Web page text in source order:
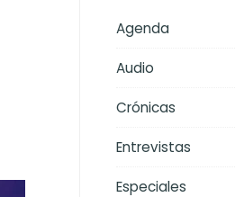
Agenda
Audio
Crónicas
Entrevistas
Especiales